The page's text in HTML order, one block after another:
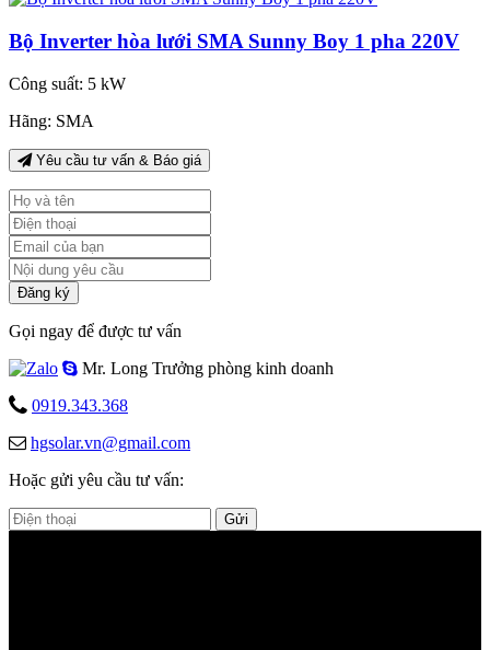
Bộ Inverter hòa lưới SMA Sunny Boy 1 pha 220V
Công suất: 5 kW
Hãng: SMA
Yêu cầu tư vấn & Báo giá
Đăng ký
Gọi ngay để được tư vấn
Mr. Long Trưởng phòng kinh doanh
0919.343.368
hgsolar.vn@gmail.com
Hoặc gửi yêu cầu tư vấn:
Gửi